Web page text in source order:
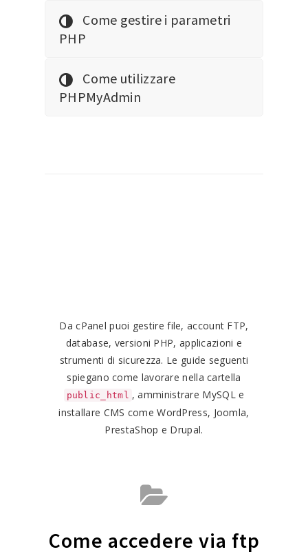
Come gestire i parametri
PHP
Come utilizzare
PHPMyAdmin
Da cPanel puoi gestire file, account FTP,
database, versioni PHP, applicazioni e
strumenti di sicurezza. Le guide seguenti
spiegano come lavorare nella cartella
public_html , amministrare MySQL e
installare CMS come WordPress, Joomla,
PrestaShop e Drupal.
Come accedere via ftp